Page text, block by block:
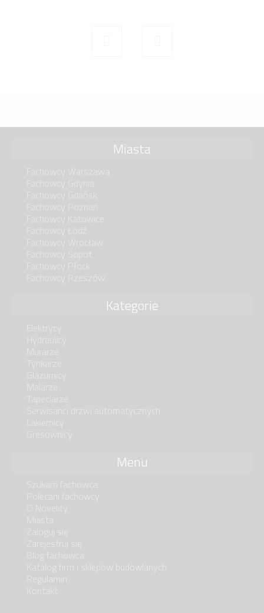
Miasta
Fachowcy Warszawa
Fachowcy Gdynia
Fachowcy Gdańsk
Fachowcy Poznań
Fachowcy Katowice
Fachowcy Łódź
Fachowcy Wrocław
Fachowcy Sopot
Fachowcy Płock
Fachowcy Rzeszów
Kategorie
Elektrycy
Hydraulicy
Murarze
Tynkarze
Glazurnicy
Malarze
Tapeciarze
Serwisanci drzwi automatycznych
Lakiernicy
Gresownicy
Menu
Szukam fachowca
Polecani fachowcy
O Novelity
Miasta
Zaloguj się
Zarejestruj się
Blog fachowca
Katalog firm i sklepów budowlanych
Regulamin
Kontakt